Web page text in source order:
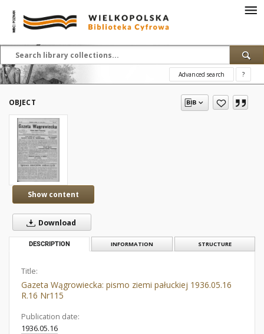
Advanced search ?
OBJECT
Show content
Download
DESCRIPTION INFORMATION STRUCTURE
Title:
Gazeta Wągrowiecka: pismo ziemi pałuckiej 1936.05.16
R.16 Nr115
Publication date:
1936.05.16